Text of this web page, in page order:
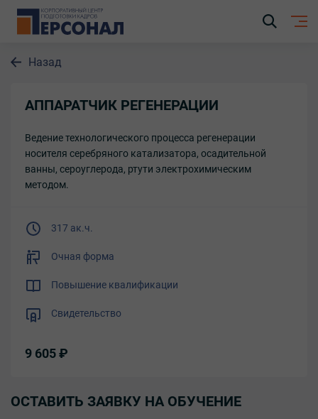
Назад
АППАРАТЧИК РЕГЕНЕРАЦИИ
Ведение технологического процесса регенерации
носителя серебряного катализатора, осадительной
ванны, сероуглерода, ртути электрохимическим
методом.
317 ак.ч.
Очная форма
Повышение квалификации
Свидетельство
9 605 ₽
ОСТАВИТЬ ЗАЯВКУ НА ОБУЧЕНИЕ